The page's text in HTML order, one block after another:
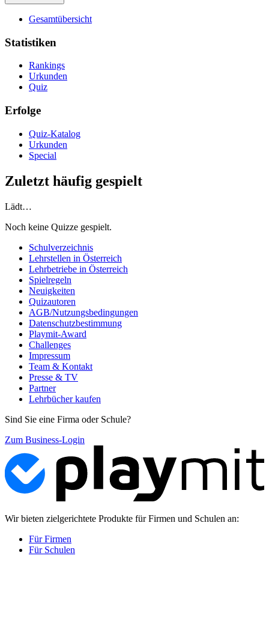
Gesamtübersicht
Statistiken
Rankings
Urkunden
Quiz
Erfolge
Quiz-Katalog
Urkunden
Special
Zuletzt häufig gespielt
Lädt…
Noch keine Quizze gespielt.
Schulverzeichnis
Lehrstellen in Österreich
Lehrbetriebe in Österreich
Spielregeln
Neuigkeiten
Quizautoren
AGB/Nutzungsbedingungen
Datenschutzbestimmung
Playmit-Award
Challenges
Impressum
Team & Kontakt
Presse & TV
Partner
Lehrbücher kaufen
Sind Sie eine Firma oder Schule?
Zum Business-Login
Wir bieten zielgerichtete Produkte für Firmen und Schulen an:
Für Firmen
Für Schulen